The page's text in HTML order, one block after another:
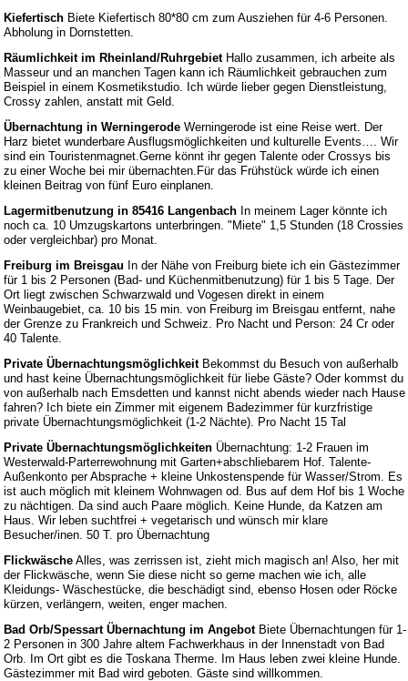
Kiefertisch Biete Kiefertisch 80*80 cm zum Ausziehen für 4-6 Personen.
Abholung in Dornstetten.
Räumlichkeit im Rheinland/RuhrgebietHallo zusammen, ich arbeite als
Masseur und an manchen Tagen kann ich Räumlichkeit gebrauchen zum
Beispiel in einem Kosmetikstudio. Ich würde lieber gegen Dienstleistung,
Crossy zahlen, anstatt mit Geld.
Übernachtung in Werningerode Werningerode ist eine Reise wert. Der
Harz bietet wunderbare Ausflugsmöglichkeiten und kulturelle Events…. Wir
sind ein Touristenmagnet.Gerne könnt ihr gegen Talente oder Crossys bis
zu einer Woche bei mir übernachten.Für das Frühstück würde ich einen
kleinen Beitrag von fünf Euro einplanen.
Lagermitbenutzung in 85416 Langenbach In meinem Lager könnte ich
noch ca. 10 Umzugskartons unterbringen. "Miete" 1,5 Stunden (18 Crossies
oder vergleichbar) pro Monat.
Freiburg im Breisgau In der Nähe von Freiburg biete ich ein Gästezimmer
für 1 bis 2 Personen (Bad- und Küchenmitbenutzung) für 1 bis 5 Tage. Der
Ort liegt zwischen Schwarzwald und Vogesen direkt in einem
Weinbaugebiet, ca. 10 bis 15 min. von Freiburg im Breisgau entfernt, nahe
der Grenze zu Frankreich und Schweiz. Pro Nacht und Person: 24 Cr oder
40 Talente.
Private ÜbernachtungsmöglichkeitBekommst du Besuch von außerhalb
und hast keine Übernachtungsmöglichkeit für liebe Gäste? Oder kommst du
von außerhalb nach Emsdetten und kannst nicht abends wieder nach Hause
fahren? Ich biete ein Zimmer mit eigenem Badezimmer für kurzfristige
private Übernachtungsmöglichkeit (1-2 Nächte). Pro Nacht 15 Tal
Private Übernachtungsmöglichkeiten Übernachtung: 1-2 Frauen im
Westerwald-Parterrewohnung mit Garten+abschliebarem Hof. Talente-
Außenkonto per Absprache + kleine Unkostenspende für Wasser/Strom. Es
ist auch möglich mit kleinem Wohnwagen od. Bus auf dem Hof bis 1 Woche
zu nächtigen. Da sind auch Paare möglich. Keine Hunde, da Katzen am
Haus. Wir leben suchtfrei + vegetarisch und wünsch mir klare
Besucher/inen. 50 T. pro Übernachtung
Flickwäsche Alles, was zerrissen ist, zieht mich magisch an! Also, her mit
der Flickwäsche, wenn Sie diese nicht so gerne machen wie ich, alle
Kleidungs- Wäschestücke, die beschädigt sind, ebenso Hosen oder Röcke
kürzen, verlängern, weiten, enger machen.
Bad Orb/Spessart Übernachtung im AngebotBiete Übernachtungen für 1-
2 Personen in 300 Jahre altem Fachwerkhaus in der Innenstadt von Bad
Orb. Im Ort gibt es die Toskana Therme. Im Haus leben zwei kleine Hunde.
Gästezimmer mit Bad wird geboten. Gäste sind willkommen.